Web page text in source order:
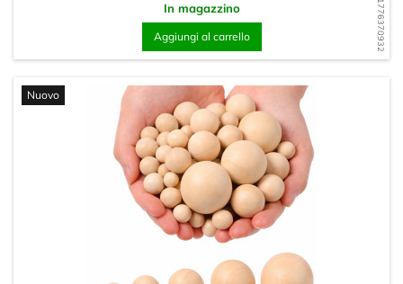
WD1776370932
In magazzino
Aggiungi al carrello
Nuovo